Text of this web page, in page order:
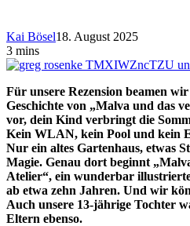
Kai Bösel18. August 2025
3 mins
Für unsere Rezension beamen
Geschichte von „Malva und das
vor, dein Kind verbringt die
Kein WLAN, kein Pool und kein
Nur ein altes Gartenhaus, etwas
Magie. Genau dort beginnt
Atelier“, ein wunderbar
ab etwa zehn Jahren. Und wir
Auch unsere 13-jährige Tochter
Eltern ebenso.